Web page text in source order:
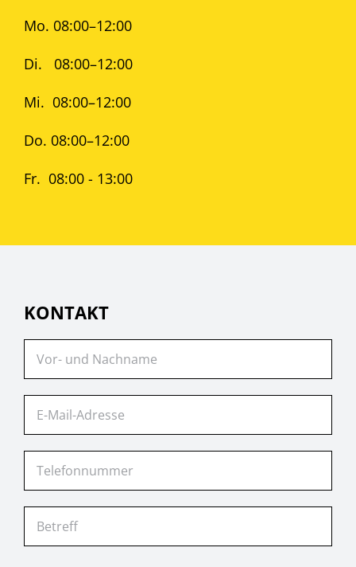
Mo. 08:00–12:00
Di. 08:00–12:00
Mi. 08:00–12:00
Do. 08:00–12:00
Fr. 08:00 - 13:00
KONTAKT